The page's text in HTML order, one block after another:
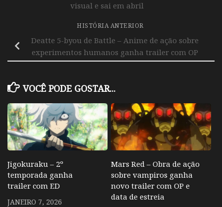
visual e sai em abril
HISTÓRIA ANTERIOR
Deatte 5-byou de Battle – Anime de ação sobre
experimentos humanos ganha trailer com OP
VOCÊ PODE GOSTAR...
Jigokuraku – 2º
temporada ganha
trailer com ED
JANEIRO 7, 2026
Mars Red – Obra de ação
sobre vampiros ganha
novo trailer com OP e
data de estreia